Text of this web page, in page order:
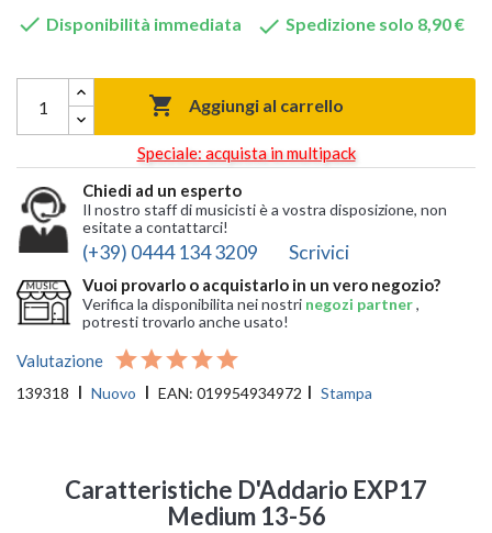
 Disponibilità immediata  Spedizione solo 8,90 €
 Aggiungi al carrello
Speciale: acquista in multipack
Chiedi ad un esperto
Il nostro staff di musicisti è a vostra disposizione, non
esitate a contattarci!
(+39) 0444 134 3209 Scrivici
Vuoi provarlo o acquistarlo in un vero negozio?
Verifica la disponibilita nei nostri negozi partner,
potresti trovarlo anche usato!
Valutazione
139318 Nuovo EAN: 019954934972 Stampa
Caratteristiche D'Addario EXP17
Medium 13-56